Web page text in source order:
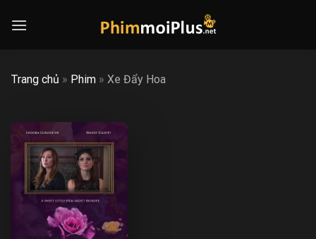
Trang chủ » Phim » Xe Đẩy Hoa